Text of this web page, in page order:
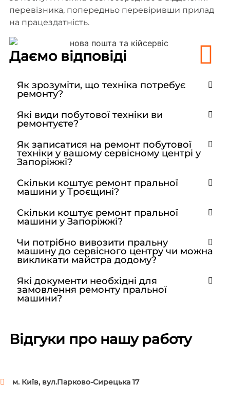
перевізника, попередньо перевіривши прилад
на працездатність.
Даємо відповіді
Як зрозуміти, що техніка потребує
ремонту?
Які види побутової техніки ви
ремонтуєте?
Як записатися на ремонт побутової
техніки у вашому сервісному центрі у
Запоріжжі?
Скільки коштує ремонт пральної
машини у Троєщині?
Скільки коштує ремонт пральної
машини у Запоріжжі?
Чи потрібно вивозити пральну
машину до сервісного центру чи можна
викликати майстра додому?
Які документи необхідні для
замовлення ремонту пральної
машини?
Відгуки про нашу работу
м. Київ, вул.Парково-Сирецька 17